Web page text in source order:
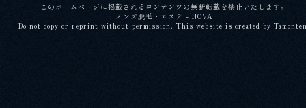
このホームページに掲載されるコンテンツの無断転載を禁止いたします。
メンズ脱毛・エステ - NOVA
Do not copy or reprint without permission. This website is created by